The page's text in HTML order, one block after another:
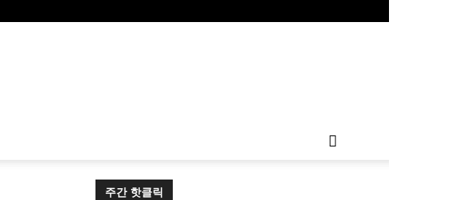
주간 핫클릭